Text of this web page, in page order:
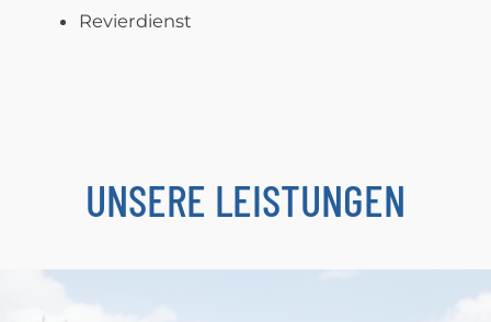
Revierdienst
UNSERE LEISTUNGEN